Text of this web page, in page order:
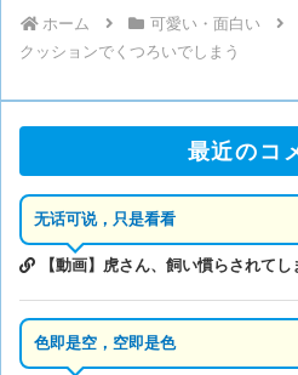
ホーム 可愛い・面白い
クッションでくつろいでしまう
最近のコ
无话可说，只是看看
【動画】虎さん、飼い慣らされてし
色即是空，空即是色